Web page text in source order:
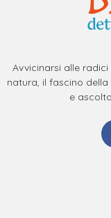
Avvicinarsi alle radici
natura, il fascino
e